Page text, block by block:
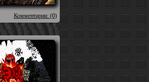
Комментарии: (0)